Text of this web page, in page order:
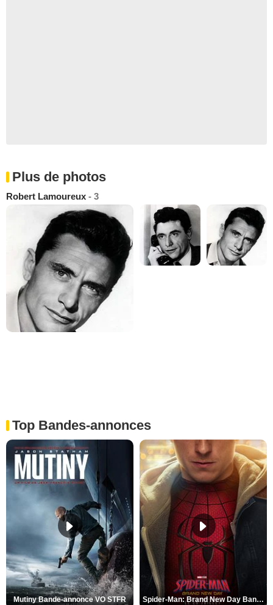
Plus de photos
Robert Lamoureux - 3
Top Bandes-annonces
Mutiny Bande-annonce VO STFR Spider-Man: Brand New Day Bande-annonce VO STFR